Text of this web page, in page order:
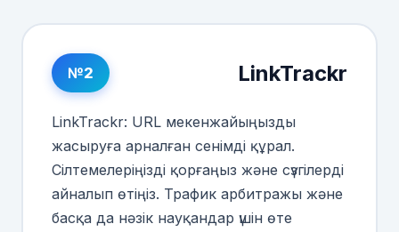
№2 LinkTrackr
LinkTrackr: URL мекенжайыңызды
жасыруға арналған сенімді құрал.
Сілтемелеріңізді қорғаңыз және сүзгілерді
айналып өтіңіз. Трафик арбитражы және
басқа да нәзік науқандар үшін өте